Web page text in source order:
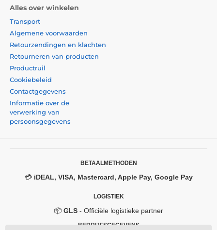
Alles over winkelen
Transport
Algemene voorwaarden
Retourzendingen en klachten
Retourneren van producten
Productruil
Cookiebeleid
Contactgegevens
Informatie over de
verwerking van
persoonsgegevens
BETAALMETHODEN
💳 iDEAL, VISA, Mastercard, Apple Pay, Google Pay
LOGISTIEK
📦 GLS- Officiële logistieke partner
BEDRIJFSGEGEVENS